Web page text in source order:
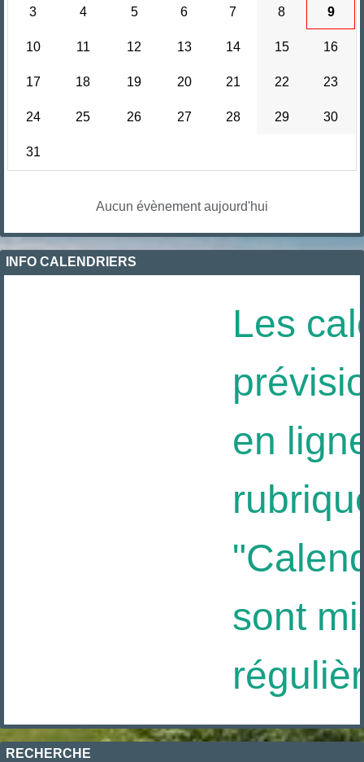
3 4 5 6 7 8 9
10 11 12 13 14 15 16
17 18 19 20 21 22 23
24 25 26 27 28 29 30
31
Aucun évènement aujourd'hui
INFO CALENDRIERS
Les
en
sont
RECHERCHE